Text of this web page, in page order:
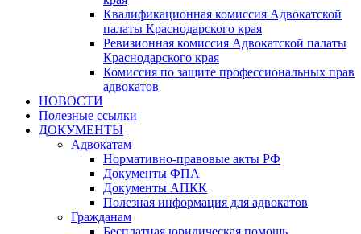
Квалификационная комиссия Адвокатской
палаты Краснодарского края
Ревизионная комиссия Адвокатской палаты
Краснодарского края
Комиссия по защите профессиональных прав
адвокатов
НОВОСТИ
Полезные ссылки
ДОКУМЕНТЫ
Адвокатам
Нормативно-правовые акты РФ
Документы ФПА
Документы АПКК
Полезная информация для адвокатов
Гражданам
Бесплатная юридическая помощь